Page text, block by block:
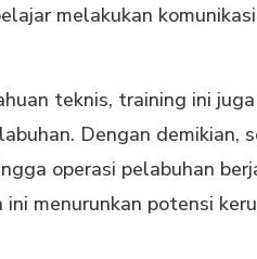
melakukan
teknis, training ini
Dengan demikian,
operasi pelabuhan
ini menurunkan potensi